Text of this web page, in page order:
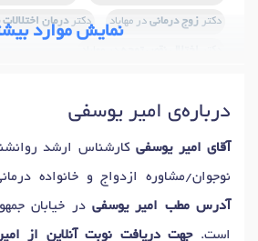
دکتر زوج درمانی در مهاباد دکتردرمان اختلالات
دکتر اصلاح رفتار کودکاندر مهاباد
نمایش موارد
درباره‌ی امیر یوسفی
آقای امیر یوسفیکارشناس ارشد
نوجوان/مشاوره ازدواج و خانواده
آدرس مطب امیر یوسفی در خیابان
است.جهت دریافت نوبت آنلاین از